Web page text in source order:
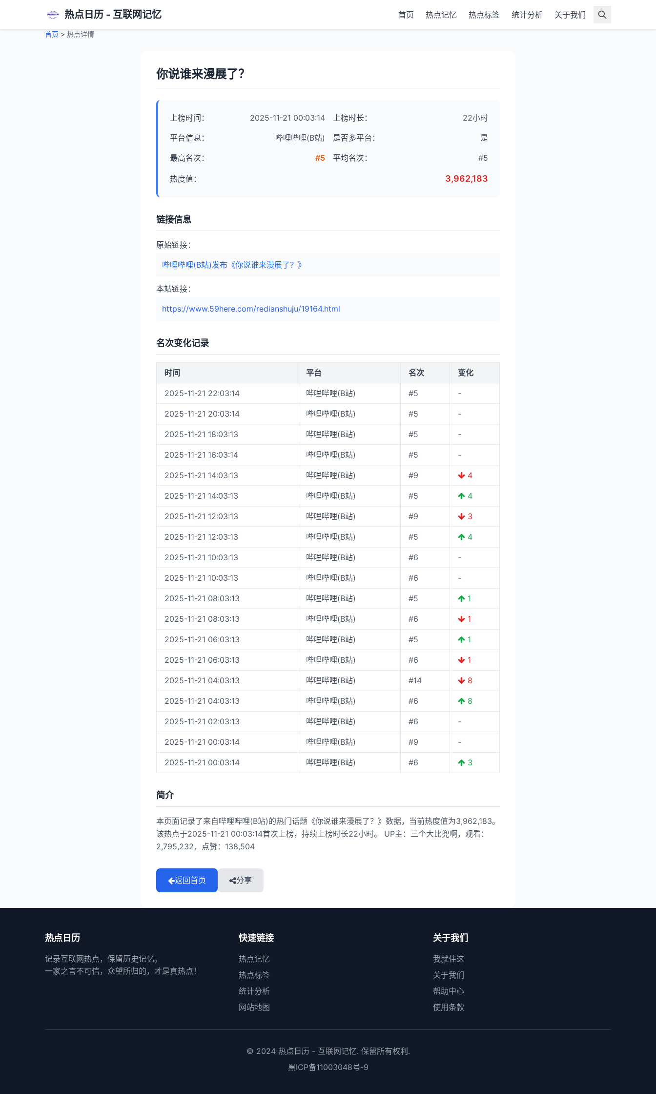
热点日历 - 互联网记忆 首页 热点记忆 热点标签 统计分析 关于我们
首页 > 热点详情
你说谁来漫展了？
上榜时间： 2025-11-21 00:03:14 上榜时长： 22小时
平台信息： 哔哩哔哩(B站) 是否多平台： 是
最高名次： #5 平均名次： #5
热度值： 3,962,183
链接信息
原始链接：
哔哩哔哩(B站)发布《你说谁来漫展了？》
本站链接：
https://www.59here.com/redianshuju/19164.html
名次变化记录
时间 平台 名次 变化
2025-11-21 22:03:14 哔哩哔哩(B站) #5 -
2025-11-21 20:03:14 哔哩哔哩(B站) #5 -
2025-11-21 18:03:13 哔哩哔哩(B站) #5 -
2025-11-21 16:03:14 哔哩哔哩(B站) #5 -
2025-11-21 14:03:13 哔哩哔哩(B站) #9 4
2025-11-21 14:03:13 哔哩哔哩(B站) #5 4
2025-11-21 12:03:13 哔哩哔哩(B站) #9 3
2025-11-21 12:03:13 哔哩哔哩(B站) #5 4
2025-11-21 10:03:13 哔哩哔哩(B站) #6 -
2025-11-21 10:03:13 哔哩哔哩(B站) #6 -
2025-11-21 08:03:13 哔哩哔哩(B站) #5 1
2025-11-21 08:03:13 哔哩哔哩(B站) #6 1
2025-11-21 06:03:13 哔哩哔哩(B站) #5 1
2025-11-21 06:03:13 哔哩哔哩(B站) #6 1
2025-11-21 04:03:13 哔哩哔哩(B站) #14 8
2025-11-21 04:03:13 哔哩哔哩(B站) #6 8
2025-11-21 02:03:13 哔哩哔哩(B站) #6 -
2025-11-21 00:03:14 哔哩哔哩(B站) #9 -
2025-11-21 00:03:14 哔哩哔哩(B站) #6 3
简介
本页面记录了来自哔哩哔哩(B站)的热门话题《你说谁来漫展了？》数据，当前热度值为3,962,183。
该热点于2025-11-21 00:03:14首次上榜，持续上榜时长22小时。 UP主：三个大比兜啊，观看：
2,795,232，点赞：138,504
返回首页 分享
热点日历
记录互联网热点，保留历史记忆。
一家之言不可信，众望所归的，才是真热点！
快速链接
热点记忆
热点标签
统计分析
网站地图
关于我们
我就住这
关于我们
帮助中心
使用条款
© 2024 热点日历 - 互联网记忆. 保留所有权利.
黑ICP备11003048号-9